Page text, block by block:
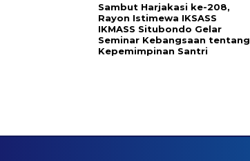
Sambut Harjakasi ke-208,
Rayon Istimewa IKSASS
IKMASS Situbondo Gelar
Seminar Kebangsaan tentang
Kepemimpinan Santri